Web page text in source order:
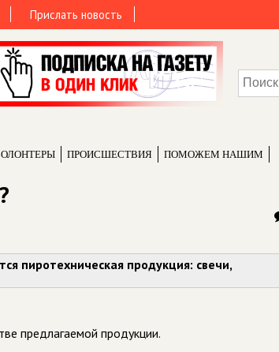
Прислать новость
ПРОИCШЕСТВИЯ ПОМОЖЕМ НАШИМ
пиротехническая продукция: свечи,
предлагаемой продукции.